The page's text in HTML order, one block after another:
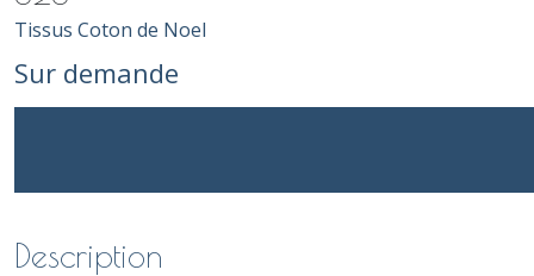
Tissus Coton de Noel
Sur demande
Description